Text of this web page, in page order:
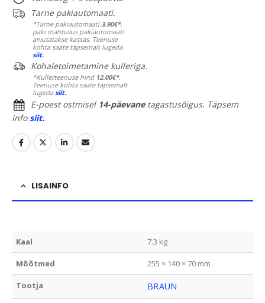
Tarne pakiautomaati.
*Tarne pakiautomaati 3.90€*,
paki mahtuvus pakiautomaati
arvutatakse kassas. Teenuse
kohta saate täpsemalt lugeda
siit.
Kohaletoimetamine kulleriga.
*Kullerteenuse hind 12.00€*.
Teenuse kohta saate täpsemalt
lugedasiit.
E-poest ostmisel 14-päevanetagastusõigus. Täpsem
infosiit.
LISAINFO
Kaal 7.3 kg
Mõõtmed 255 × 140 × 70 mm
Tootja BRAUN